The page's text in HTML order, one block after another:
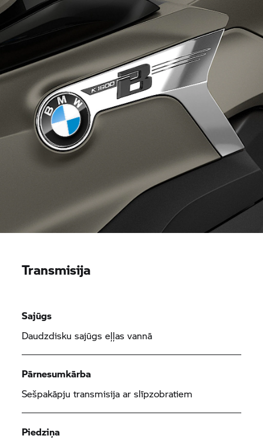
Transmisija
Sajūgs
Daudzdisku sajūgs eļļas vannā
Pārnesumkārba
Sešpakāpju transmisija ar slīpzobratiem
Piedziņa